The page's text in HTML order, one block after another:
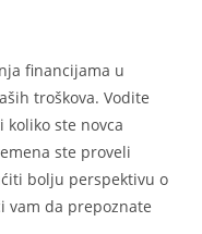
financijama u
troškova. Vodite
ste novca
ste proveli
bolju perspektivu o
vam da prepoznate